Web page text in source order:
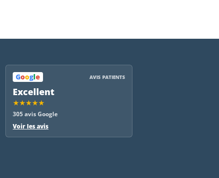
Google AVIS PATIENTS
Excellent
★★★★★
305 avis Google
Voir les avis